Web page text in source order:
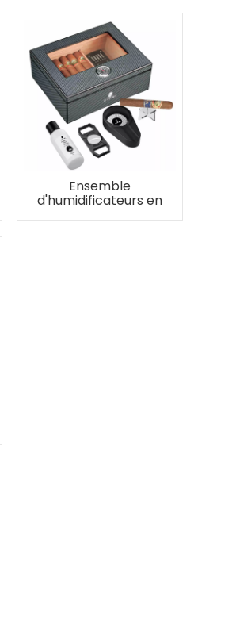
Ensemble
d'humidificateurs en